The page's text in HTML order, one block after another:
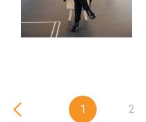
1 2